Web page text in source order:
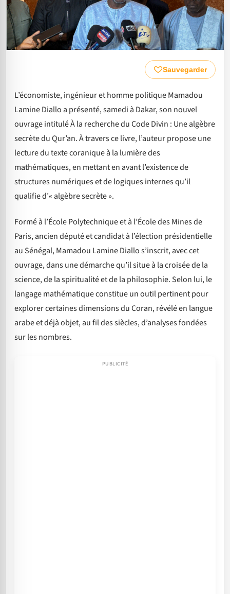
Sauvegarder
L’économiste, ingénieur et homme politique Mamadou
Lamine Diallo a présenté, samedi à Dakar, son nouvel
ouvrage intitulé À la recherche du Code Divin : Une algèbre
secrète du Qur’an. À travers ce livre, l’auteur propose une
lecture du texte coranique à la lumière des
mathématiques, en mettant en avant l’existence de
structures numériques et de logiques internes qu’il
qualifie d’« algèbre secrète ».
Formé à l’École Polytechnique et à l’École des Mines de
Paris, ancien député et candidat à l’élection présidentielle
au Sénégal, Mamadou Lamine Diallo s’inscrit, avec cet
ouvrage, dans une démarche qu’il situe à la croisée de la
science, de la spiritualité et de la philosophie. Selon lui, le
langage mathématique constitue un outil pertinent pour
explorer certaines dimensions du Coran, révélé en langue
arabe et déjà objet, au fil des siècles, d’analyses fondées
sur les nombres.